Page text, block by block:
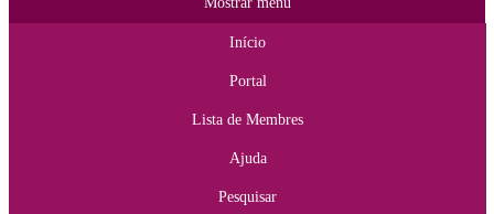
Início
Portal
Lista de Membres
Ajuda
Pesquisar